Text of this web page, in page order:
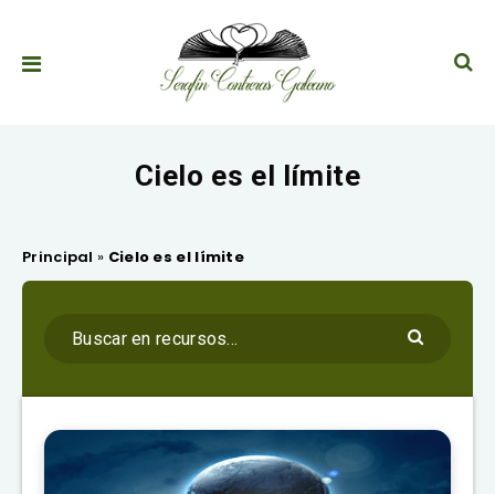
Cielo es el límite
Principal » Cielo es el límite